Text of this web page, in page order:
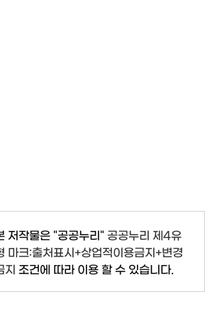
저작물은 "공공누리" 공공누리 제4유
마크:출처표시+상업적이용금지+변경
지 조건에 따라 이용 할 수 있습니다.